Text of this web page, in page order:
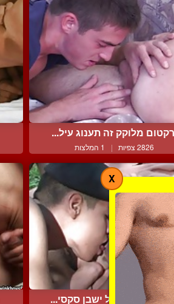
רקטום מלוקק זה תענוג עיל...
2826 צפיות | 1 המלצות
חגיגה רטובה על ישבן סקסי...
X